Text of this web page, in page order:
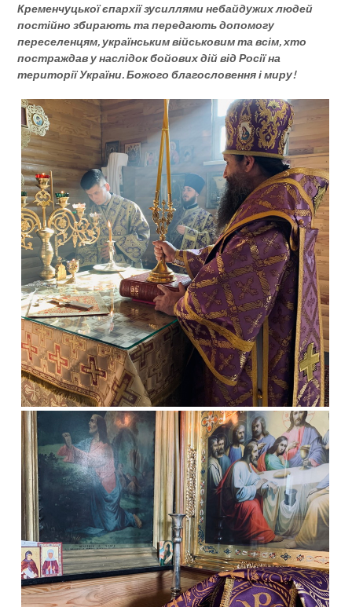
Кременчуцької єпархії зусиллями небайдужих людей
постійно збирають та передають допомогу
переселенцям, українським військовим та всім, хто
постраждав у наслідок бойових дій від Росії на
території України. Божого благословення і миру!